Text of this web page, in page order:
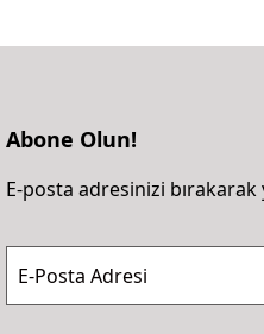
Abone Olun!
E-posta adresinizi
E-Posta Adresi